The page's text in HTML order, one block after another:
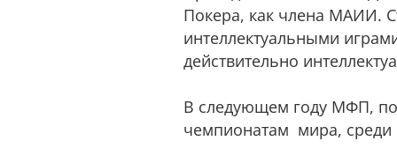
Покера, как члена МАИИ.
интеллектуальными
действительно
В следующем году МФП,
чемпионатам мира, среди